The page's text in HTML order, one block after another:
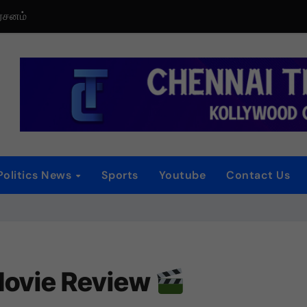
“ஏன் என்னை ஏதோ செய்தாய்” – டீசர் வெளியானது !
தா” – டிமான்டி காலனி 3 முதல் பாடல் ரசிகர்களை கவர்ந்து
வெளியீட்டு விழா!
News Sports Youtube Contact Us
Review